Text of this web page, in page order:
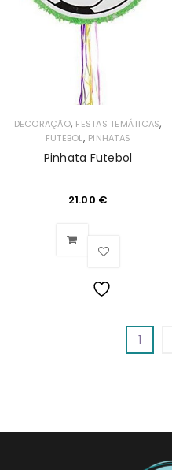
Desejos
DECORAÇÃO, FESTAS TEMÁTICAS,
FUTEBOL, PINHATAS
Pinhata Futebol
21.00 €
1